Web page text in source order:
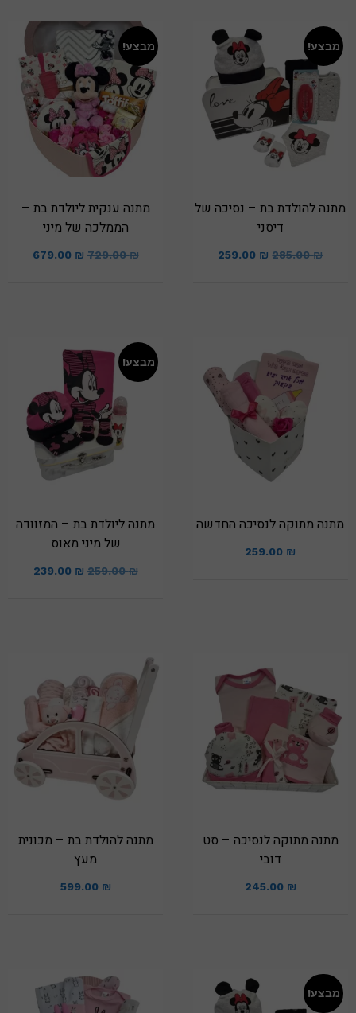
מבצע!
מתנה להולדת בת – נסיכה של
דיסני
285.00₪
259.00 ₪
מבצע!
מתנה ענקית ליולדת בת –
הממלכה של מיני
729.00₪
679.00 ₪
מתנה מתוקה לנסיכה החדשה
259.00 ₪
מבצע!
מתנה ליולדת בת – המזוודה
של מיני מאוס
259.00₪
239.00 ₪
מתנה מתוקה לנסיכה – סט
דובי
245.00 ₪
מתנה להולדת בת – מכונית
מעץ
599.00 ₪
מבצע!